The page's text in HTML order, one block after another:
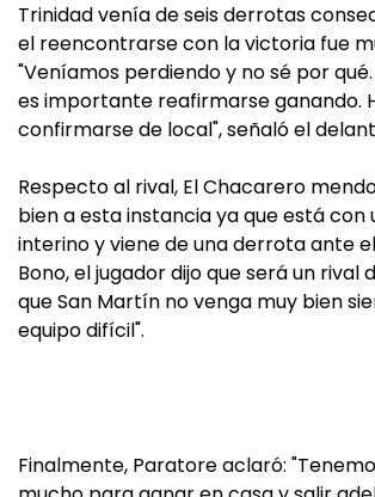
Trinidad venía de seis derrotas
el reencontrarse con la victoria fue
"Veníamos perdiendo y no sé por
es importante reafirmarse ganando.
confirmarse de local", señaló el
Respecto al rival, El Chacarero
bien a esta instancia ya que está con
interino y viene de una derrota ante
Bono, el jugador dijo que será un rival
que San Martín no venga muy bien
equipo difícil".
Finalmente, Paratore aclaró: